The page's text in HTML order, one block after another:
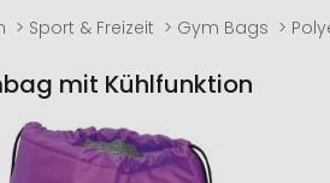
Sport & Freizeit Gym Bags
mit Kühlfunktion